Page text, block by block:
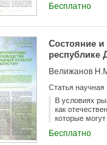
Бесплатно
Состояние и
республике
Велижанов
Статья научная
В условиях
как
которые
Федерации с
Бесплатно